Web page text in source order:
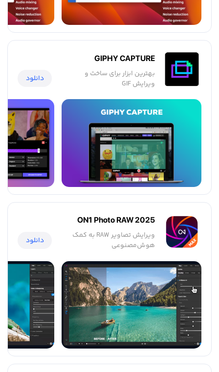
GIPHY CAPTURE
بهترین ابزار برای ساخت و
ویرایش GIF
دانلود
ON1 Photo RAW 2025
ویرایش تصاویر RAW به کمک
هوش‌مصنوعی
دانلود